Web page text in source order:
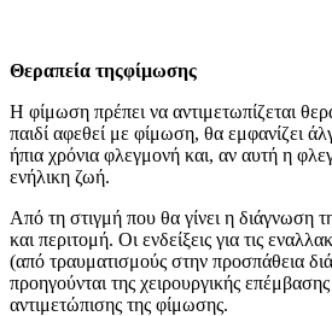
Θεραπεία τηςφίμωσης
Η φίμωση πρέπει να αντιμετωπίζεται
παιδί αφεθεί με φίμωση, θα εμφα­νίζει
ήπια χρόνια φλεγμονή και, αν αυτή η
ενήλικη ζωή.
Από τη στιγμή που θα γίνει η διάγνωση
και περιτομή. Οι ενδείξεις για τις
(από τραυματι­σμούς στην προσπάθεια
προηγούνται της χειρουργικής
αντιμετώπισης της φίμωσης.